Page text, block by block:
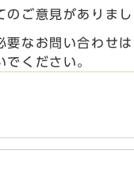
のご意見がありま
要なお問い合わせ
でください。